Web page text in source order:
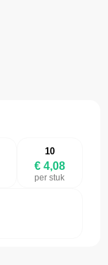
10
€ 4,08
per stuk